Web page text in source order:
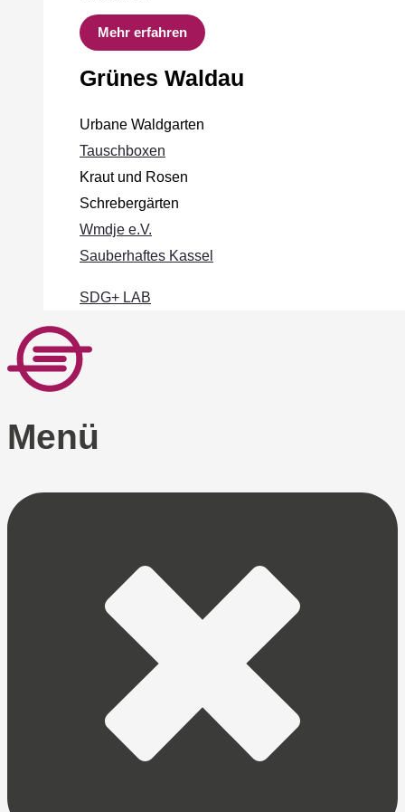
Mehr erfahren
Grünes Waldau
Urbane Waldgarten
Tauschboxen
Kraut und Rosen
Schrebergärten
Wmdje e.V.
Sauberhaftes Kassel
SDG+ LAB
Menü